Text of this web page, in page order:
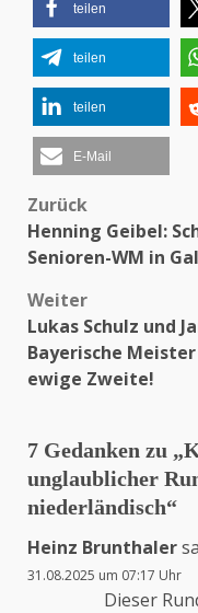
teilen
teilen
teilen
E-Mail
Zurück
Henning Geibel:
Senioren-WM in
Weiter
Lukas Schulz und
Bayerische
ewige Zweite!
7 Gedanken zu „
unglaublicher
niederländisch“
Heinz Brunthaler
Das „Echte-
31.08.2025 um 07:17 Uhr
Dieser